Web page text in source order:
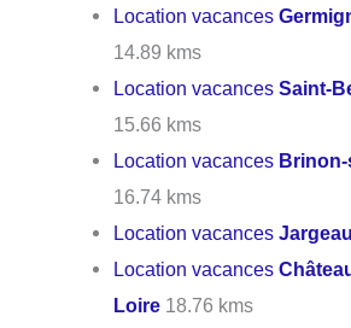
Location vacances
14.89 kms
Location vacancesSaint-
15.66 kms
Location vacances
16.74 kms
Location vacancesJargeau
Location vacances
Loire 18.76 kms